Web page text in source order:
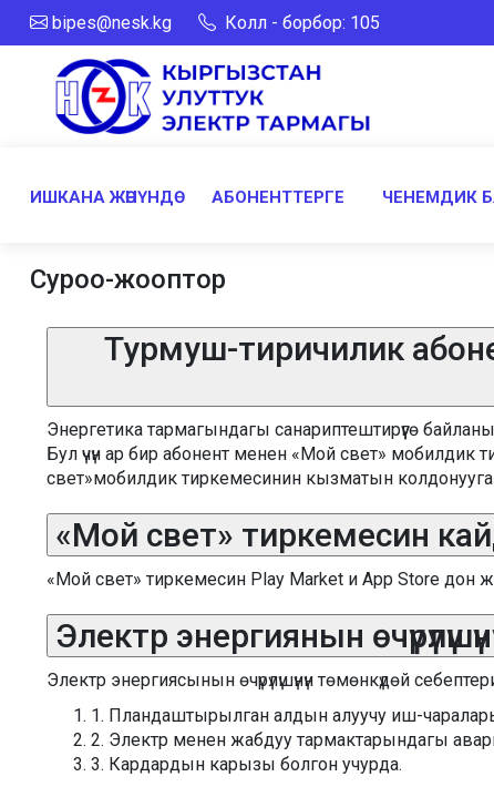
bipes@nesk.kg Колл - борбор: 105
ИШКАНА ЖӨНҮНДӨ АБОНЕНТТЕРГЕ ЧЕНЕМДИК
Суроо-жооптор
Турмуш-тиричилик
Энергетика тармагындагы санариптештирүүгө
Бул үчүн ар бир абонент менен «Мой свет» мобилдик
свет»мобилдик тиркемесинин кызматын колдонууга
«Мой свет» тиркемесин
«Мой свет» тиркемесин Play Market и App Store дон
Электр энергиянын
Электр энергиясынын өчүрүлүшүнүн төмөнкүдөй
1. Пландаштырылган алдын алуучу иш-
2. Электр менен жабдуу тармактарындагы
3. Кардардын карызы болгон учурда.